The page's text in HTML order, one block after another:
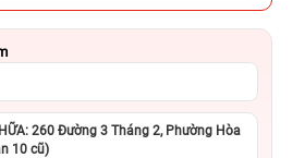
260 Đường 3 Tháng 2, Phường Hòa
10 cũ)